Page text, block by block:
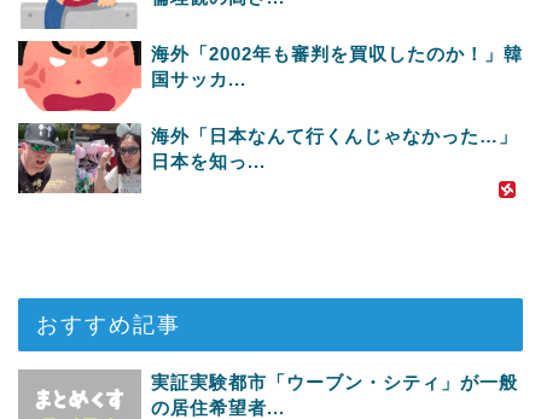
海外「2002年も審判を買収したのか！」韓
国サッカ...
海外「日本なんて行くんじゃなかった…」
日本を知っ...
おすすめ記事
実証実験都市「ウーブン・シティ」が一般
の居住希望者...